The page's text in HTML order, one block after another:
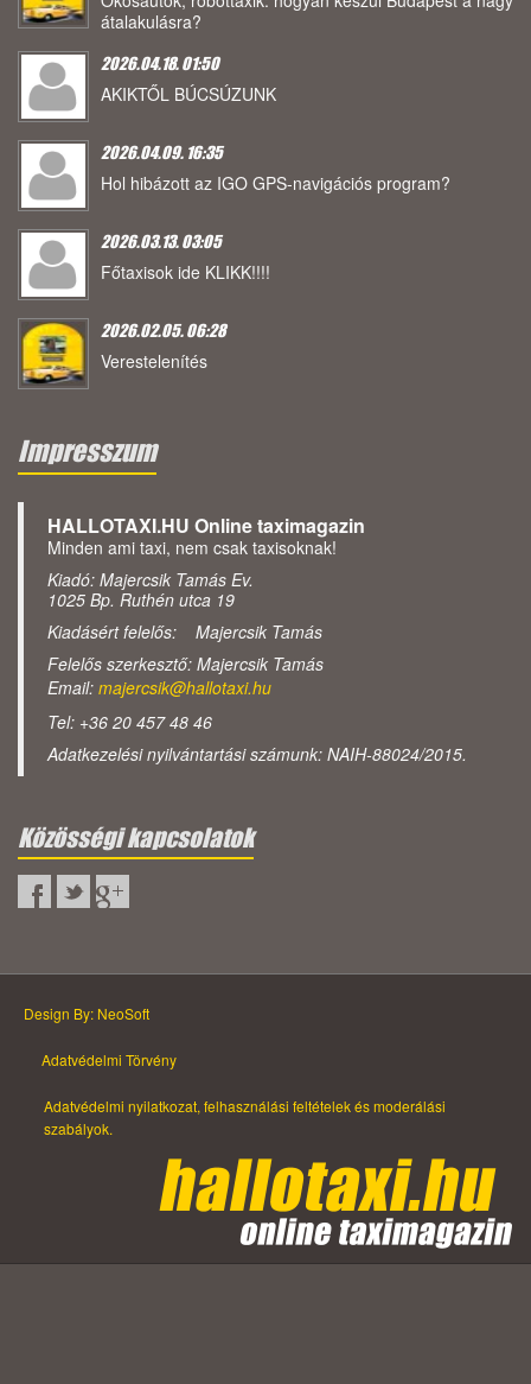
átalakulásra?
2026.04.18. 01:50
AKIKTŐL BÚCSÚZUNK
2026.04.09. 16:35
Hol hibázott az IGO GPS-navigációs program?
2026.03.13. 03:05
Főtaxisok ide KLIKK!!!!
2026.02.05. 06:28
Verestelenítés
Impresszum
HALLOTAXI.HU Online taximagazin
Minden ami taxi, nem csak taxisoknak!
Kiadó: Majercsik Tamás Ev.
1025 Bp. Ruthén utca 19
Kiadásért felelős: Majercsik Tamás
Felelős szerkesztő: Majercsik Tamás
Email: majercsik@hallotaxi.hu
Tel: +36 20 457 48 46
Adatkezelési nyilvántartási számunk: NAIH-88024/2015.
Közösségi kapcsolatok
Design By: NeoSoft
Adatvédelmi Törvény
Adatvédelmi nyilatkozat, felhasználási feltételek és moderálási
szabályok.